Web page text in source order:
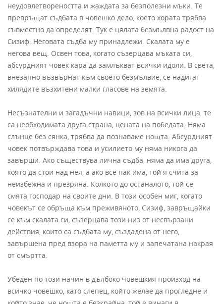
неудовлетвореността и жаждата за безполезни мъки. Те
превръщат съдбата в човешко дело, което хората трябва
съвместно да определят. Тук е цялата безмълвна радост на
Сизиф. Неговата съдба му принадлежи. Скалата му е
негова вещ. Освен това, когато съзерцава мъката си,
абсурдният човек кара да замлъкват всички идоли. В света,
внезапно възвърнат към своето безмълвие, се надигат
хилядите възхитени малки гласове на земята.
Несъзнателни и загадъчни навици, зов на всички лица, те
са необходимата друга страна, цената на победата. Няма
слънце без сянка, трябва да познаваме нощта. Абсурдният
човек потвърждава това и усилието му няма никога да
завърши. Ако съществува лична съдба, няма да има друга,
която да стои над нея, а ако все пак има, той я счита за
неизбежна и презряна. Колкото до останалото, той се
смята господар на своите дни. В този особен миг, когато
човекът се обръща към преживяното, Сизиф, завръщайки
се към скалата си, съзерцава този низ от несвързани
действия, които са съдбата му, създадена от него,
завършена пред взора на паметта му и запечатана накрая
от смъртта.
Убеден по този начин в дълбоко човешкия произход на
всичко човешко, като слепец, който желае да прогледне и